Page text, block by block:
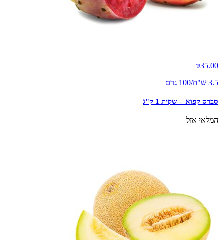
₪35.00
3.5 ש"ח/100 גרם
סברס קפוא – שקית 1 ק"ג
המלאי אזל